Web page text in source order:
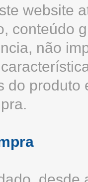
website
conteúdo
não
do